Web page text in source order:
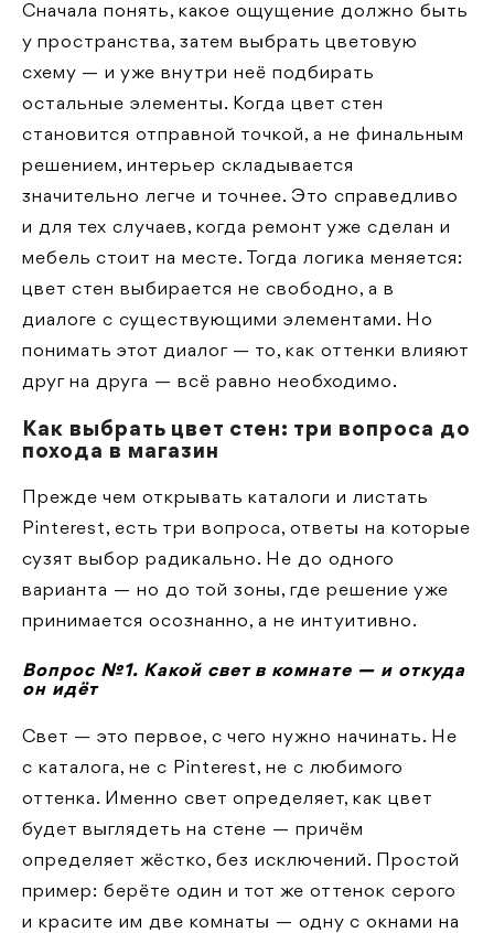
Сначала понять, какое ощущение должно быть
у пространства, затем выбрать цветовую
схему — и уже внутри неё подбирать
остальные элементы. Когда цвет стен
становится отправной точкой, а не финальным
решением, интерьер складывается
значительно легче и точнее. Это справедливо
и для тех случаев, когда ремонт уже сделан и
мебель стоит на месте. Тогда логика меняется:
цвет стен выбирается не свободно, а в
диалоге с существующими элементами. Но
понимать этот диалог — то, как оттенки влияют
друг на друга — всё равно необходимо.
Как выбрать цвет стен: три вопроса до
похода в магазин
Прежде чем открывать каталоги и листать
Pinterest, есть три вопроса, ответы на которые
сузят выбор радикально. Не до одного
варианта — но до той зоны, где решение уже
принимается осознанно, а не интуитивно.
Вопрос №1. Какой свет в комнате — и откуда
он идёт
Свет — это первое, с чего нужно начинать. Не
с каталога, не с Pinterest, не с любимого
оттенка. Именно свет определяет, как цвет
будет выглядеть на стене — причём
определяет жёстко, без исключений. Простой
пример: берёте один и тот же оттенок серого
и красите им две комнаты — одну с окнами на